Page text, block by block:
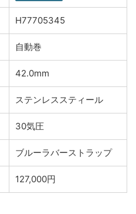
H77705345
自動巻
42.0mm
ステンレススティール
30気圧
ブルーラバーストラップ
127,000円